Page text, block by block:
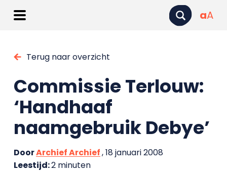
aA
Terug naar overzicht
Commissie Terlouw:
‘Handhaaf
naamgebruik Debye’
DoorArchief Archief, 18 januari 2008
Leestijd:2 minuten